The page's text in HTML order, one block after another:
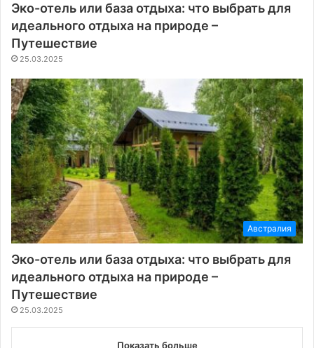
Эко-отель или база отдыха: что выбрать для
идеального отдыха на природе –
Путешествие
25.03.2025
Австралия
Эко-отель или база отдыха: что выбрать для
идеального отдыха на природе –
Путешествие
25.03.2025
Показать больше